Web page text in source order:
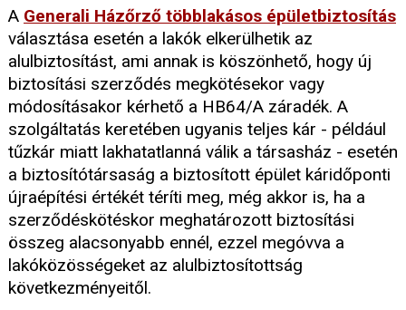
A Generali Házőrző többlakásos épületbiztosítás
választása esetén a lakók elkerülhetik az
alulbiztosítást, ami annak is köszönhető, hogy új
biztosítási szerződés megkötésekor vagy
módosításakor kérhető a HB64/A záradék. A
szolgáltatás keretében ugyanis teljes kár - például
tűzkár miatt lakhatatlanná válik a társasház - esetén
a biztosítótársaság a biztosított épület káridőponti
újraépítési értékét téríti meg, még akkor is, ha a
szerződéskötéskor meghatározott biztosítási
összeg alacsonyabb ennél, ezzel megóvva a
lakóközösségeket az alulbiztosítottság
következményeitől.